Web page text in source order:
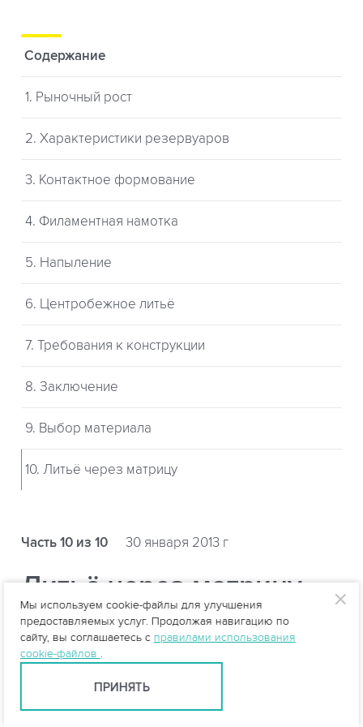
Содержание
1. Рыночный рост
2. Характеристики резервуаров
3. Контактное формование
4. Филаментная намотка
5. Напыление
6. Центробежное литьё
7. Требования к конструкции
8. Заключение
9. Выбор материала
10. Литьё через матрицу
Часть 10 из 10 30 января 2013 г
Литьё через матрицу
Инжекция (RTM-технология)
Эта технология заключается в следующем:
материал, выкладывают на матрицу и прижимают
пуансоном. Затем под определенным давлением
Мы используем cookie-файлы для улучшения
предоставляемых услуг. Продолжая навигацию по
сайту, вы соглашаетесь с правилами использования
cookie-файлов .
ПРИНЯТЬ